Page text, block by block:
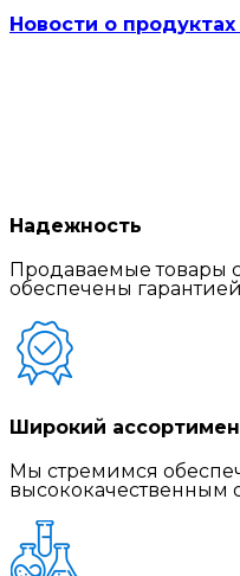
Новости о
Надежность
Продаваемые товары
обеспечены
Широкий
Мы стремимся
высококачественным